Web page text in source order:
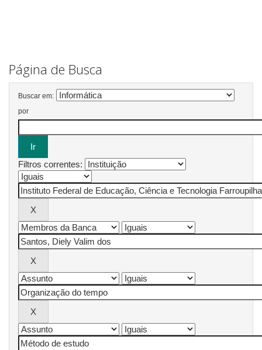
Página de Busca
Buscar em:
por
Filtros correntes: